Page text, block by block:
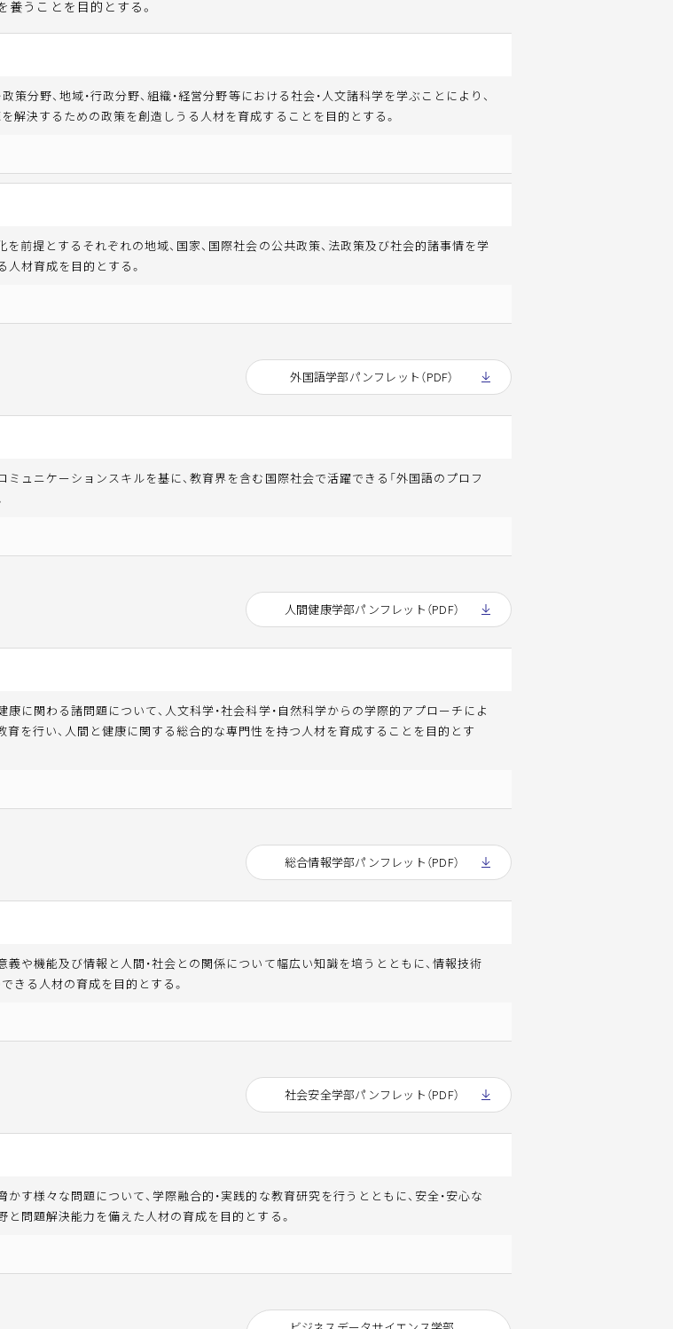
養うことを目的とする。
政策分野、地域・行政分野、組織・経営分野等における社会・人文諸科学を学ぶことにより、
解決するための政策を創造しうる人材を育成することを目的とする。
前提とするそれぞれの地域、国家、国際社会の公共政策、法政策及び社会的諸事情を学
材育成を目的とする。
ミュニケーションスキルを基に、教育界を含む国際社会で活躍できる「外国語のプロフ
外国語学部パンフレット（PDF）
に関わる諸問題について、人文科学・社会科学・自然科学からの学際的アプローチによ
育を行い、人間と健康に関する総合的な専門性を持つ人材を育成することを目的とす
人間健康学部パンフレット（PDF）
義や機能及び情報と人間・社会との関係について幅広い知識を培うとともに、情報技術
きる人材の育成を目的とする。
総合情報学部パンフレット（PDF）
す様々な問題について、学際融合的・実践的な教育研究を行うとともに、安全・安心な
と問題解決能力を備えた人材の育成を目的とする。
社会安全学部パンフレット（PDF）